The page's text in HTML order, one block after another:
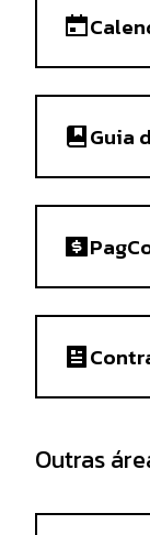
Guia
Outras